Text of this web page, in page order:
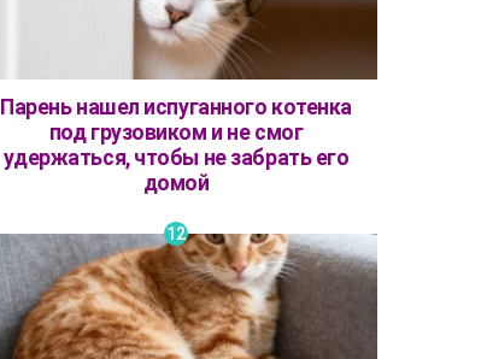
Парень нашел испуганного котенка
под грузовиком и не смог
удержаться, чтобы не забрать его
домой